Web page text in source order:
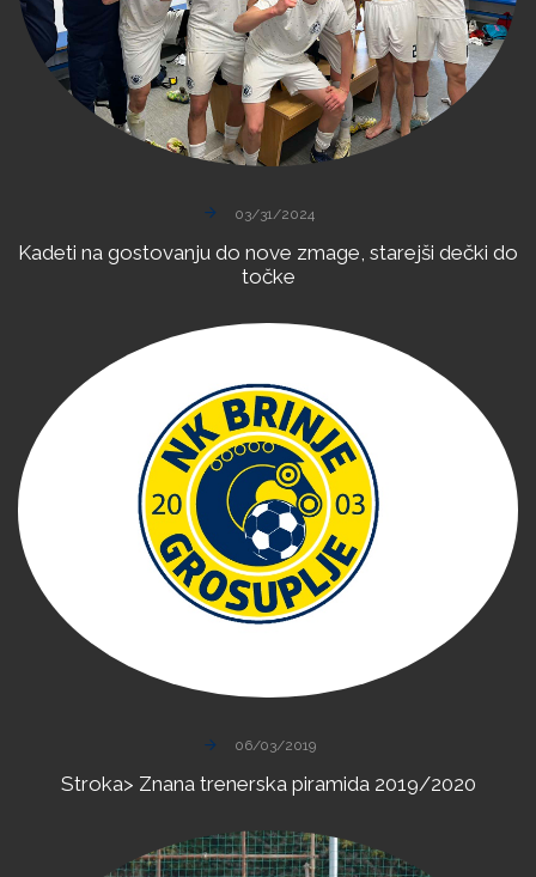
03/31/2024
Kadeti na gostovanju do nove zmage, starejši dečki do
točke
06/03/2019
Stroka> Znana trenerska piramida 2019/2020